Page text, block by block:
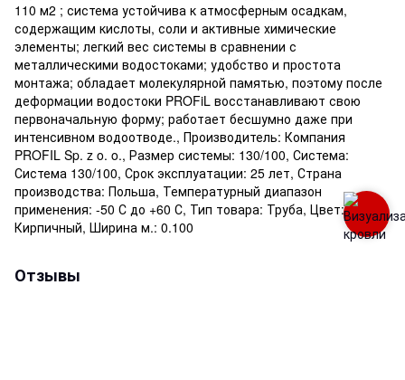
110 м2 ; система устойчива к атмосферным осадкам,
содержащим кислоты, соли и активные химические
элементы; легкий вес системы в сравнении с
металлическими водостоками; удобство и простота
монтажа; обладает молекулярной памятью, поэтому после
деформации водостоки PROFiL восстанавливают свою
первоначальную форму; работает бесшумно даже при
интенсивном водоотводе., Производитель: Компания
PROFIL Sp. z o. o., Размер системы: 130/100, Система:
Система 130/100, Срок эксплуатации: 25 лет, Страна
производства: Польша, Температурный диапазон
применения: -50 С до +60 С, Тип товара: Труба, Цвет:
Кирпичный, Ширина м.: 0.100
Отзывы